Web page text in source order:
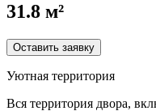
31.8 м²
Оставить заявку
Уютная территория
Вся территория двора,